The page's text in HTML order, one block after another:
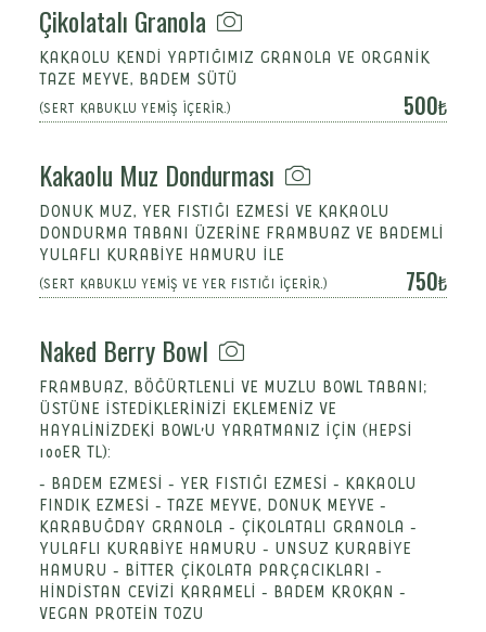
Çikolatalı Granola
KAKAOLU KENDİ YAPTIĞIMIZ GRANOLA VE ORGANİK
TAZE MEYVE, BADEM SÜTÜ
(SERT KABUKLU YEMİŞ İÇERİR.) 500
Kakaolu Muz Dondurması
DONUK MUZ, YER FISTIĞI EZMESİ VE KAKAOLU
DONDURMA TABANI ÜZERİNE FRAMBUAZ VE BADEMLİ
YULAFLI KURABİYE HAMURU İLE
(SERT KABUKLU YEMİŞ VE YER FISTIĞI İÇERİR.) 750
Naked Berry Bowl
FRAMBUAZ, BÖĞÜRTLENLİ VE MUZLU BOWL TABANI;
ÜSTÜNE İSTEDİKLERİNİZİ EKLEMENİZ VE
HAYALİNİZDEKİ BOWL'U YARATMANIZ İÇİN (HEPSI
100ER TL):
- BADEM EZMESİ - YER FISTIĞI EZMESİ - KAKAOLU
FINDIK EZMESİ - TAZE MEYVE, DONUK MEYVE -
KARABUĞDAY GRANOLA - ÇİKOLATALI GRANOLA -
YULAFLI KURABİYE HAMURU - UNSUZ KURABİYE
HAMURU - BİTTER ÇİKOLATA PARÇACIKLARI -
HİNDİSTAN CEVİZİ KARAMELİ - BADEM KROKAN -
VEGAN PROTEİN TOZU